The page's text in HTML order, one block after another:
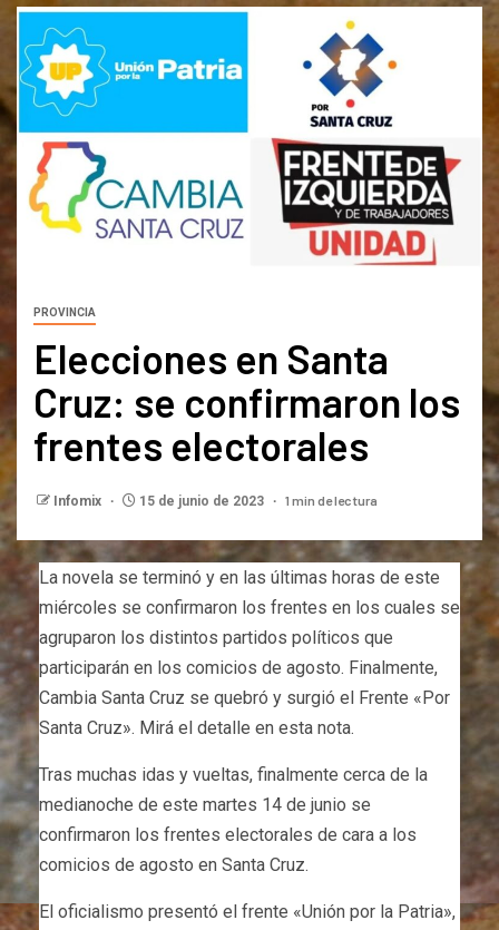
PROVINCIA
Elecciones en Santa
Cruz: se confirmaron los
frentes electorales
Infomix 15 de junio de 2023 1 min de lectura
La novela se terminó y en las últimas horas de este
miércoles se confirmaron los frentes en los cuales se
agruparon los distintos partidos políticos que
participarán en los comicios de agosto. Finalmente,
Cambia Santa Cruz se quebró y surgió el Frente «Por
Santa Cruz». Mirá el detalle en esta nota.
Tras muchas idas y vueltas, finalmente cerca de la
medianoche de este martes 14 de junio se
confirmaron los frentes electorales de cara a los
comicios de agosto en Santa Cruz.
El oficialismo presentó el frente «Unión por la Patria»,